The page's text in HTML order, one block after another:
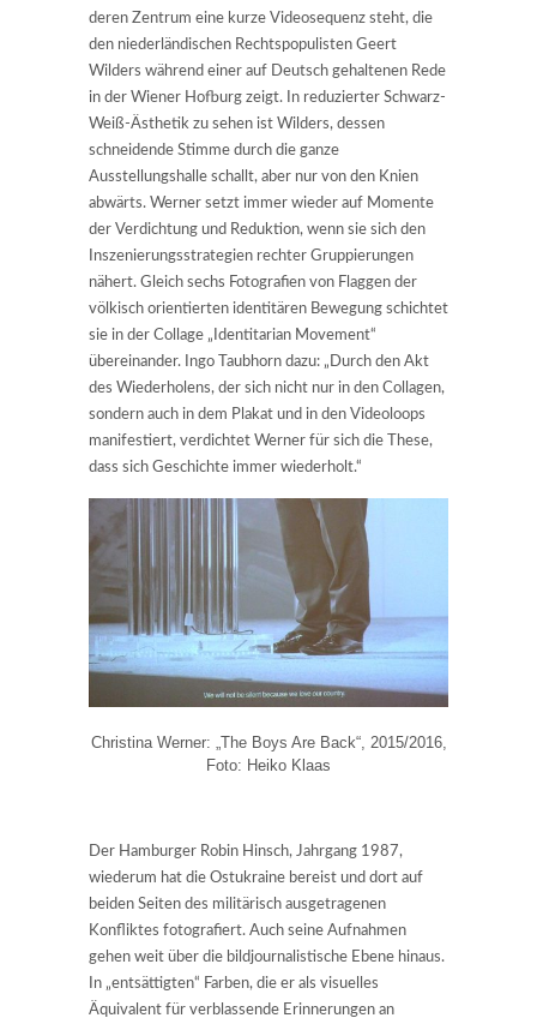
deren Zentrum eine kurze Videosequenz steht, die
den niederländischen Rechtspopulisten Geert
Wilders während einer auf Deutsch gehaltenen Rede
in der Wiener Hofburg zeigt. In reduzierter Schwarz-
Weiß-Ästhetik zu sehen ist Wilders, dessen
schneidende Stimme durch die ganze
Ausstellungshalle schallt, aber nur von den Knien
abwärts. Werner setzt immer wieder auf Momente
der Verdichtung und Reduktion, wenn sie sich den
Inszenierungsstrategien rechter Gruppierungen
nähert. Gleich sechs Fotografien von Flaggen der
völkisch orientierten identitären Bewegung schichtet
sie in der Collage „Identitarian Movement“
übereinander. Ingo Taubhorn dazu: „Durch den Akt
des Wiederholens, der sich nicht nur in den Collagen,
sondern auch in dem Plakat und in den Videoloops
manifestiert, verdichtet Werner für sich die These,
dass sich Geschichte immer wiederholt.“
Christina Werner: „The Boys Are Back“, 2015/2016,
Foto: Heiko Klaas
Der Hamburger Robin Hinsch, Jahrgang 1987,
wiederum hat die Ostukraine bereist und dort auf
beiden Seiten des militärisch ausgetragenen
Konfliktes fotografiert. Auch seine Aufnahmen
gehen weit über die bildjournalistische Ebene hinaus.
In „entsättigten“ Farben, die er als visuelles
Äquivalent für verblassende Erinnerungen an